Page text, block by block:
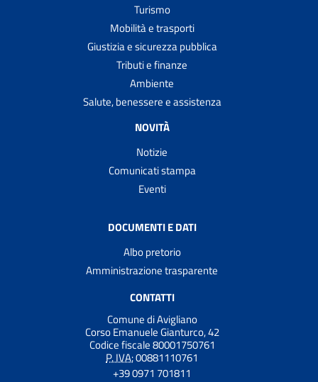
Turismo
Mobilità e trasporti
Giustizia e sicurezza pubblica
Tributi e finanze
Ambiente
Salute, benessere e assistenza
NOVITÀ
Notizie
Comunicati stampa
Eventi
DOCUMENTI E DATI
Albo pretorio
Amministrazione trasparente
CONTATTI
Comune di Avigliano
Corso Emanuele Gianturco, 42
Codice fiscale 80001750761
P. IVA:00881110761
+39 0971 701811